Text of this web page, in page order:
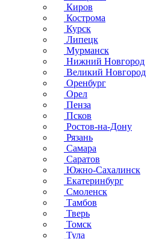
Киров
Кострома
Курск
Липецк
Мурманск
Нижний Новгород
Великий Новгород
Оренбург
Орел
Пенза
Псков
Ростов-на-Дону
Рязань
Самара
Саратов
Южно-Сахалинск
Екатеринбург
Смоленск
Тамбов
Тверь
Томск
Тула